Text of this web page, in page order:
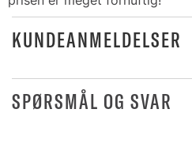
KUNDEANMELDELSER
SPØRSMÅL OG SVAR